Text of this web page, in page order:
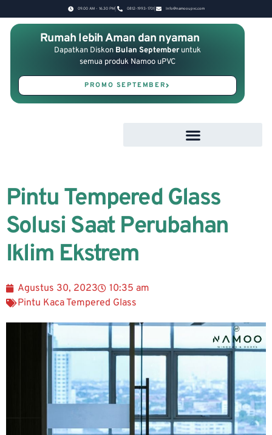
09.00 AM - 16.30 PM 0812-1993-1701 Info@namooupvc.com
Rumah lebih Aman dan nyaman
Dapatkan Diskon Bulan September untuk
semua produk Namoo uPVC
PROMO SEPTEMBER
Pintu Tempered Glass
Solusi Saat Perubahan
Iklim Ekstrem
Agustus 30, 2023
10:35 am
Pintu Kaca Tempered Glass